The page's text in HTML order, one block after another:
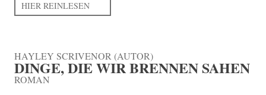
HIER REINLESEN
HAYLEY SCRIVENOR (AUTOR)
DINGE, DIE WIR BRENNEN SAHEN
ROMAN